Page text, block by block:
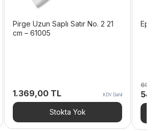
Pirge Uzun Saplı Satır No. 2 21
cm – 61005
1.369,00 TL KDV Dahil
Stokta Yok
fiyat: